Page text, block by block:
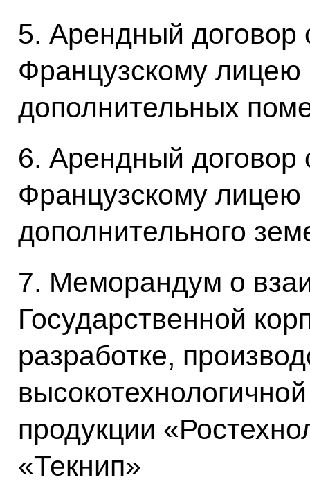
5. Арендный договор
Французскому
дополнительных
6. Арендный договор
Французскому
дополнительного
7. Меморандум о
Государственной
разработке,
продукции
«Текнип»